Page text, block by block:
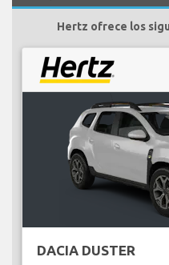
Hertz ofrece los
DACIA DUSTER